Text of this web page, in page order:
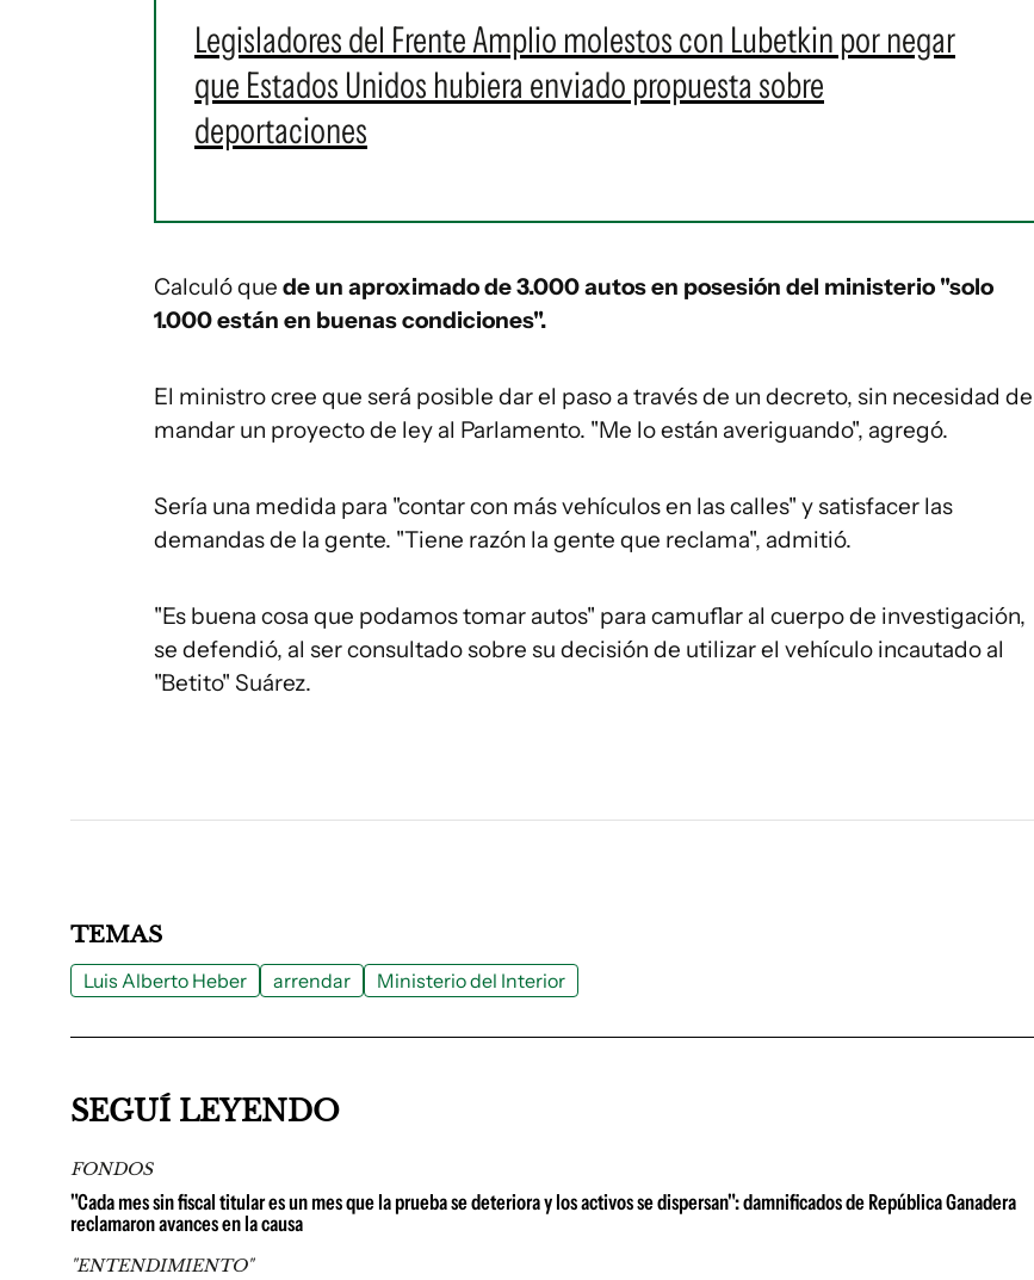
Legisladores del Frente Amplio molestos con Lubetkin por negar
que Estados Unidos hubiera enviado propuesta sobre
deportaciones
Calculó que de un aproximado de 3.000 autos en posesión del ministerio "solo
1.000 están en buenas condiciones".
El ministro cree que será posible dar el paso a través de un decreto, sin necesidad de
mandar un proyecto de ley al Parlamento. "Me lo están averiguando", agregó.
Sería una medida para "contar con más vehículos en las calles" y satisfacer las
demandas de la gente. "Tiene razón la gente que reclama", admitió.
"Es buena cosa que podamos tomar autos" para camuflar al cuerpo de investigación,
se defendió, al ser consultado sobre su decisión de utilizar el vehículo incautado al
"Betito" Suárez.
TEMAS
Luis Alberto Heber arrendar Ministerio del Interior
SEGUÍ LEYENDO
FONDOS
"Cada mes sin fiscal titular es un mes que la prueba se deteriora y los activos se dispersan": damnificados de República Ganadera
reclamaron avances en la causa
"ENTENDIMIENTO"